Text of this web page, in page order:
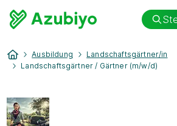
Ausbildung
Landschaftsgärtner/in
Landschaftsgärtner / Gärtner (m/w/d)